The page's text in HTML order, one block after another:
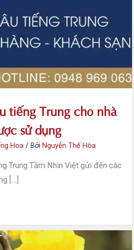
tiếng Trung cho nhà
sử dụng
Hoa/ Bởi Nguyễn Thế Hòa
Trung Tầm Nhìn Việt gửi đến các
[…]